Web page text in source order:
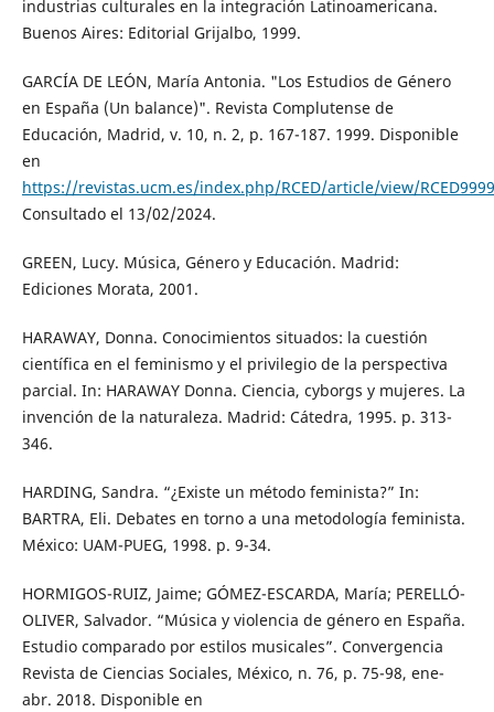
industrias culturales en la integración Latinoamericana.
Buenos Aires: Editorial Grijalbo, 1999.
GARCÍA DE LEÓN, María Antonia. "Los Estudios de Género
en España (Un balance)". Revista Complutense de
Educación, Madrid, v. 10, n. 2, p. 167-187. 1999. Disponible
en
https://revistas.ucm.es/index.php/RCED/article/view/
Consultado el 13/02/2024.
GREEN, Lucy. Música, Género y Educación. Madrid:
Ediciones Morata, 2001.
HARAWAY, Donna. Conocimientos situados: la cuestión
científica en el feminismo y el privilegio de la perspectiva
parcial. In: HARAWAY Donna. Ciencia, cyborgs y mujeres. La
invención de la naturaleza. Madrid: Cátedra, 1995. p. 313-
346.
HARDING, Sandra. “¿Existe un método feminista?” In:
BARTRA, Eli. Debates en torno a una metodología feminista.
México: UAM-PUEG, 1998. p. 9-34.
HORMIGOS-RUIZ, Jaime; GÓMEZ-ESCARDA, María; PERELLÓ-
OLIVER, Salvador. “Música y violencia de género en España.
Estudio comparado por estilos musicales”. Convergencia
Revista de Ciencias Sociales, México, n. 76, p. 75-98, ene-
abr. 2018. Disponible en